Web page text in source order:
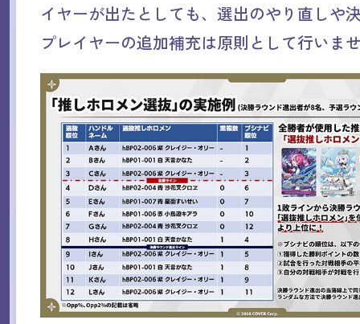
イヤーが出たとしても、選出のやり直しや
プレイヤーの追加補充は原則として行いま